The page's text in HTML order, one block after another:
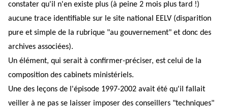
constater qu'il n'en existe plus (à peine 2 mois plus tard !)
aucune trace identifiable sur le site national EELV (disparition
pure et simple de la rubrique "au gouvernement" et donc des
archives associées).
Un élément, qui serait à confirmer-préciser, est celui de la
composition des cabinets ministériels.
Une des leçons de l'épisode 1997-2002 avait été qu'il fallait
veiller à ne pas se laisser imposer des conseillers "techniques"